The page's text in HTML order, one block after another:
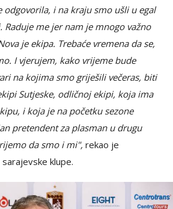
odgovorila, i na kraju smo ušli u egal
me jer nam je mnogo važno
je ekipa. Trebaće vremena da se,
I vjerujem, kako vrijeme bude
na kojima smo griješili večeras, biti
Sutjeske, odličnoj ekipi, koja ima
i koja je na početku sezone
pretendent za plasman u drugu
da smo i mi", rekao je
klupe.